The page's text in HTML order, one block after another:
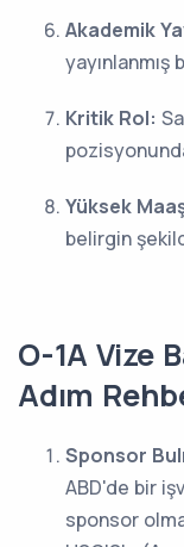
Akademik
yayınlanmış
Kritik Rol:
Yüksek
belirgin
O-1A Vize
Adım
Sponsor
ABD'de bir
sponsor